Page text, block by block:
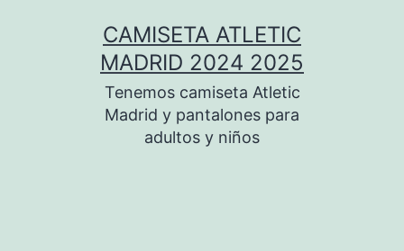
CAMISETA ATLETIC
MADRID 2024 2025
Tenemos camiseta Atletic
Madrid y pantalones para
adultos y niños